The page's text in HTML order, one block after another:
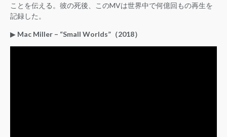
ことを伝える。彼の死後、このMVは世界中で何億回もの再生を
記録した。
▶︎ Mac Miller – “Small Worlds”（2018）